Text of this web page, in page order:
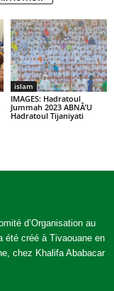
islam
IMAGES: Hadratoul
Jummah 2023 ABNÂ’U
Hadratoul Tijaniyati
d’Organisation au
été créé à Tivaouane en
chez Khalifa Ababacar